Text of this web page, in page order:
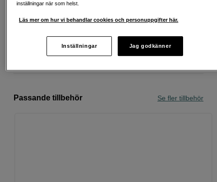
Passande tillbehör Se fler tillbehör
inställningar när som helst.
Läs mer om hur vi behandlar cookies och personuppgifter här.
Inställningar Jag godkänner